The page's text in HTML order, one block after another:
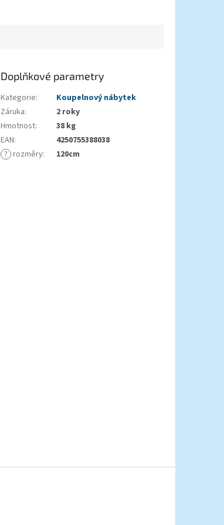
Doplňkové parametry
Kategorie:
Koupelnový nábytek
Záruka:
2 roky
Hmotnost:
38 kg
EAN:
4250755388038
? rozměry: 120cm